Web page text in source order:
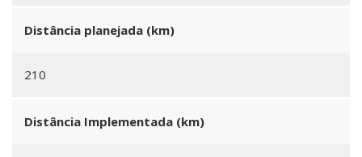
Distância planejada (km)
210
Distância Implementada (km)